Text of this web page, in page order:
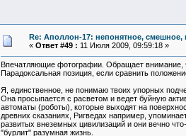
Re: Аполлон-17: непонятное, смешное,
« Ответ #49 : 11 Июля 2009, 09:59:18 »
Впечатляющие фотографии. Обращает внимание,
Парадоксальная позиция, если сравнить
Я, единственное, не понимаю твоих упорных
Она просыпается с расветом и ведет буйную
автоматы (роботы), которые выходят на
древних сказаниях, Ригведах например,
развитых внеземных цивилизаций и они вечно
"бурлит" разумная жизнь.